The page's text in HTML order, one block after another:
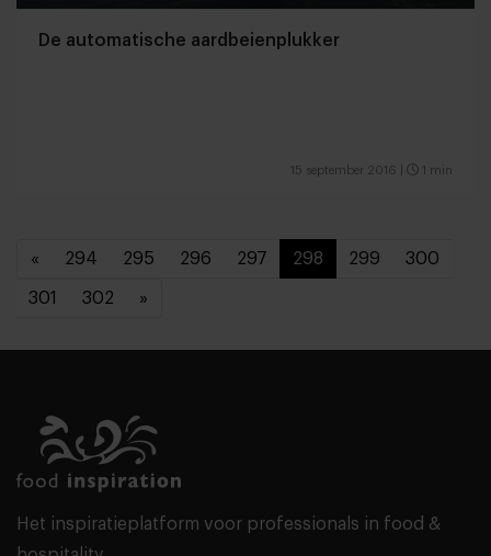
De automatische aardbeienplukker
15 september 2016 1 min
« 294 295 296 297 298 299 300
301 302 »
Het inspiratieplatform voor professionals in food &